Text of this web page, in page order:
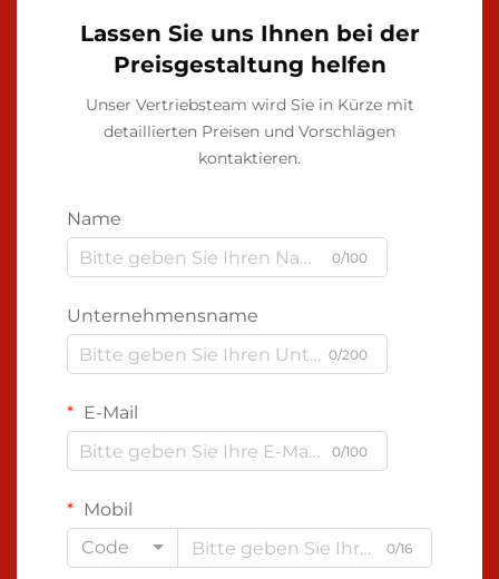
Lassen Sie uns Ihnen bei der
Preisgestaltung helfen
Unser Vertriebsteam wird Sie in Kürze mit
detaillierten Preisen und Vorschlägen
kontaktieren.
Name
0/100
Unternehmensname
0/200
E-Mail
0/100
Mobil
Code
0/16